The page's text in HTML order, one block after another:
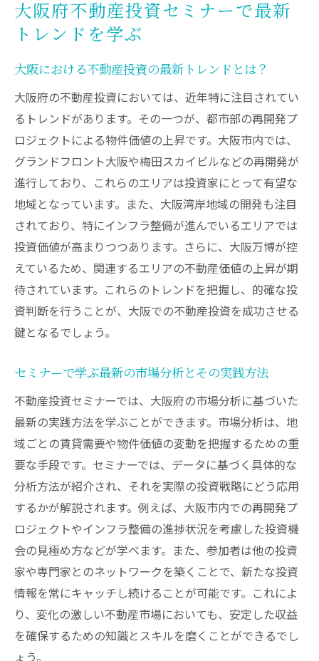
予測
変化する不動産市場に対応するための戦略
セミナー参加で得られる最新情報とネット
不動産投資初心者が知るべき最新トレンド
大阪固有の地域特性を理解することが成功
の鍵
地域特性を活かした投資物件の選び方
不動産投資で失敗しないための地域分析
大阪の地域特性から見る投資の優先エリア
セミナーで学ぶ地域特性を活用した戦略
大阪の地域特性を踏まえたリスク回避法
大阪不動産市場に精通した専門家の知恵
プロから学ぶ大阪市場での成功事例
専門家が教える大阪市場の未来予測
大阪の不動産投資で専門家を活用する方法
専門家に学ぶ大阪市場のデータ分析
大阪不動産市場のプロフェッショナルに聞
く投資のコツ
交通便利なエリアで賢く不動産投資を始める
大阪で交通便の良いエリアの見極め方
交通アクセスを重視した投資物件選定のポ
イント
セミナーで学ぶ交通利便性の重要性
賢い投資家が注目する大阪の交通ハブ
大阪府不動産投資セミナーで最新
トレンドを学ぶ
大阪における不動産投資の最新トレンドとは？
大阪府の不動産投資においては、近年特に注目されてい
るトレンドがあります。その一つが、都市部の再開発プ
ロジェクトによる物件価値の上昇です。大阪市内では、
グランドフロント大阪や梅田スカイビルなどの再開発が
進行しており、これらのエリアは投資家にとって有望な
地域となっています。また、大阪湾岸地域の開発も注目
されており、特にインフラ整備が進んでいるエリアでは
投資価値が高まりつつあります。さらに、大阪万博が控
えているため、関連するエリアの不動産価値の上昇が期
待されています。これらのトレンドを把握し、的確な投
資判断を行うことが、大阪での不動産投資を成功させる
鍵となるでしょう。
セミナーで学ぶ最新の市場分析とその実践方法
不動産投資セミナーでは、大阪府の市場分析に基づいた
最新の実践方法を学ぶことができます。市場分析は、地
域ごとの賃貸需要や物件価値の変動を把握するための重
要な手段です。セミナーでは、データに基づく具体的な
分析方法が紹介され、それを実際の投資戦略にどう応用
するかが解説されます。例えば、大阪市内での再開発プ
ロジェクトやインフラ整備の進捗状況を考慮した投資機
会の見極め方などが学べます。また、参加者は他の投資
家や専門家とのネットワークを築くことで、新たな投資
情報を常にキャッチし続けることが可能です。これによ
り、変化の激しい不動産市場においても、安定した収益
を確保するための知識とスキルを磨くことができるでし
ょう。